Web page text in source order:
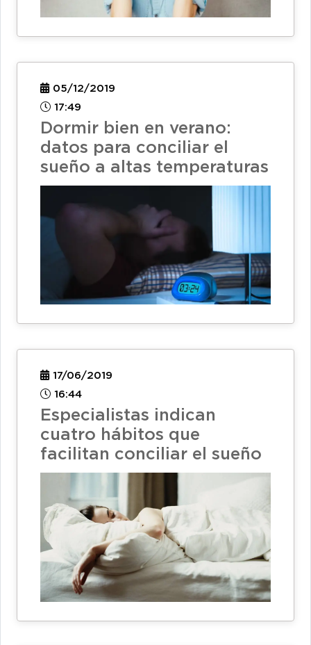
05/12/2019
17:49
Dormir bien en verano:
datos para conciliar el
sueño a altas temperaturas
17/06/2019
16:44
Especialistas indican
cuatro hábitos que
facilitan conciliar el sueño